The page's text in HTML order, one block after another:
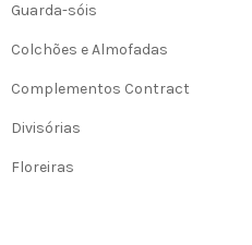
Guarda-sóis
Colchões e Almofadas
Complementos Contract
Divisórias
Floreiras